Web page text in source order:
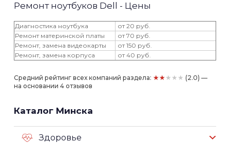
Ремонт ноутбуков Dell - Цены
Диагностика ноутбука
от 20 руб.
Ремонт материнской платы
от 70 руб.
Ремонт, замена видеокарты
от 150 руб.
Ремонт, замена корпуса
от 40 руб.
Средний рейтинг всех компаний раздела: ★★★★★ (2.0) —
на основании 4 отзывов
Каталог Минска
Здоровье